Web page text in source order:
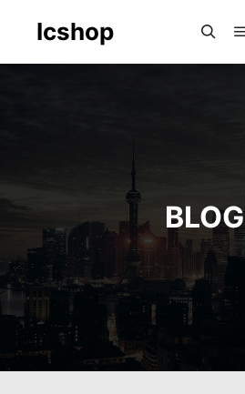
Icshop
BLOG